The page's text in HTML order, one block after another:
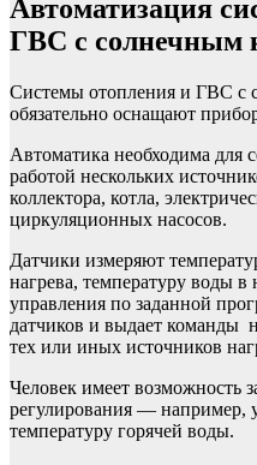
Автоматизация
ГВС с солнечным
Системы отопления и ГВС с
обязательно оснащают
Автоматика необходима для
работой нескольких
коллектора, котла,
циркуляционных насосов.
Датчики измеряют
нагрева, температуру воды в
управления по заданной
датчиков и выдает команды
тех или иных источников
Человек имеет возможность
регулирования — например,
температуру горячей воды.